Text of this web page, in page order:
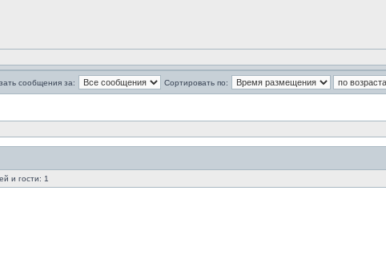
сообщения за: Сортировать по:
и гости: 1